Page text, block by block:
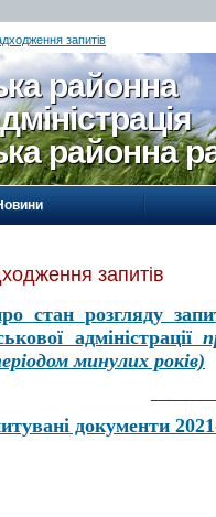
запитів
районна
районна
запитів
стан розгляду
адміністрації
минулих років)
документи